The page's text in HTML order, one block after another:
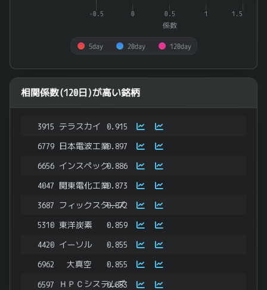
係数
5day 20day 120day
-0.5 0 0.5 1 1.5
End of interactive chart.
相関係数(120日)が高い銘柄
3915 テラスカイ 0.915
6779 日本電波工業0.897
6656 インスペック0.886
4047 関東電化工業0.873
3687 フィックスターズ
0.872
5310 東洋炭素 0.859
4420 イーソル 0.855
6962 大真空 0.855
6597 ＨＰＣシステムズ
0.853